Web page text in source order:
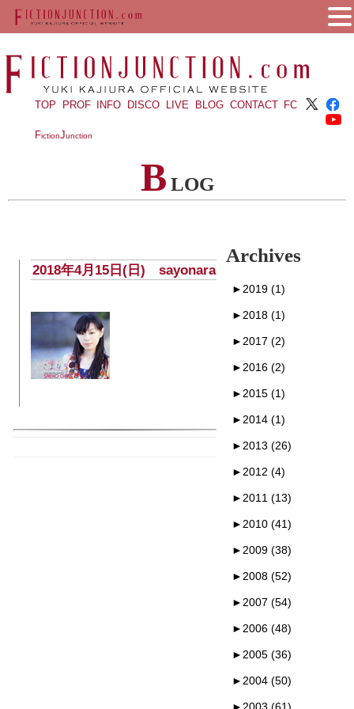
TOP PROF INFO DISCO LIVE BLOG CONTACT FC
FictionJunction
B LOG
2018年4月15日(日) sayonara
Archives
► 2019 (1)
► 2018 (1)
► 2017 (2)
► 2016 (2)
► 2015 (1)
► 2014 (1)
► 2013 (26)
► 2012 (4)
► 2011 (13)
► 2010 (41)
► 2009 (38)
► 2008 (52)
► 2007 (54)
► 2006 (48)
► 2005 (36)
► 2004 (50)